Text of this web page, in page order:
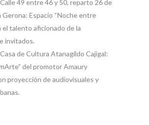
49 entre 46 y 50, reparto 26 de
Gerona: Espacio “Noche entre
el talento aficionado de la
invitados.
de Cultura Atanagildo Cajigal:
del promotor Amaury
proyección de audiovisuales y